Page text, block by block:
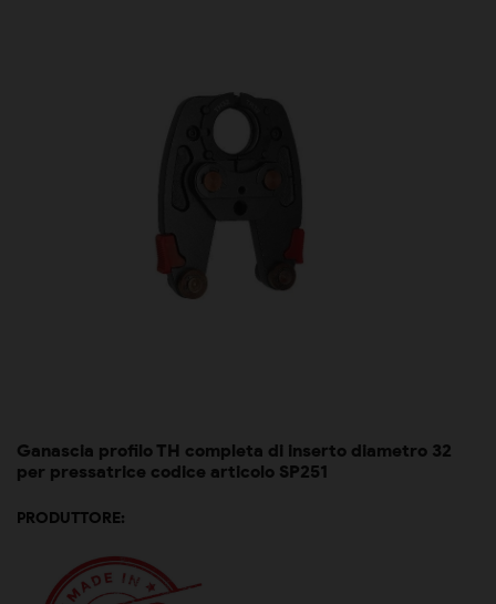
Ganascia profilo TH completa di inserto diametro 32
per pressatrice codice articolo SP251
PRODUTTORE: